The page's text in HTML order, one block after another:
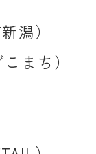
潟）
まち）